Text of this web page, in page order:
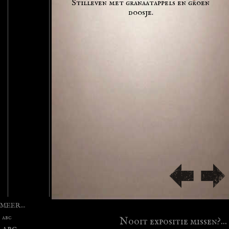
Stilleven met granaatappels en groen
doosje.
MEER...
Nooit expositie missen?...
abc